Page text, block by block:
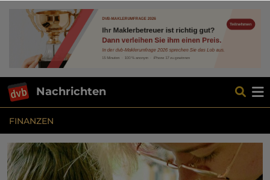
Nachrichten
FINANZEN